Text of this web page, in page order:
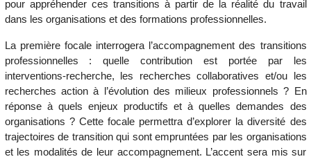
pour appréhender ces transitions à partir de la réalité du travail
dans les organisations et des formations professionnelles.
La première focale interrogera l’accompagnement des transitions
professionnelles : quelle contribution est portée par les
interventions-recherche, les recherches collaboratives et/ou les
recherches action à l’évolution des milieux professionnels ? En
réponse à quels enjeux productifs et à quelles demandes des
organisations ? Cette focale permettra d’explorer la diversité des
trajectoires de transition qui sont empruntées par les organisations
et les modalités de leur accompagnement. L’accent sera mis sur